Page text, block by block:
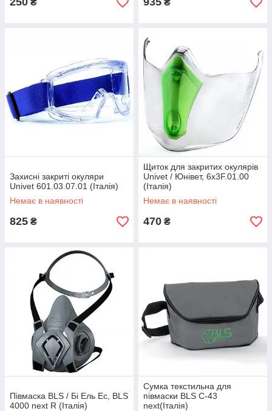
₴ ₴
Захисні закриті окуляри
Univet 601.03.07.01 (Італія)
Немає в наявності
825 ₴
Щиток для закритих окулярів
Univet / Юнівет, 6x3F.01.00
(Італія)
Немає в наявності
470 ₴
Півмаска BLS / Бі Ель Ес, BLS
4000 next R (Італія)
Сумка текстильна для
півмаски BLS C-43
next(Італія)